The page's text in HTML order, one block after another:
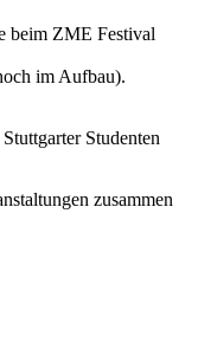
beim ZME Festival
im Aufbau).
Studenten
zusammen